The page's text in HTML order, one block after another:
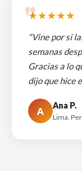
★★★★★
"Vine por si
semanas
Gracias a lo
dijo que hice
A Ana P.
Lima,